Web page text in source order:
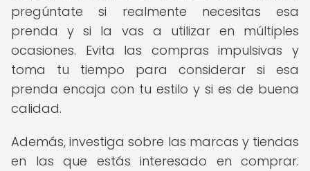
pregúntate si realmente necesitas esa
prenda y si la vas a utilizar en múltiples
ocasiones. Evita las compras impulsivas y
toma tu tiempo para considerar si esa
prenda encaja con tu estilo y si es de buena
calidad.
Además, investiga sobre las marcas y tiendas
en las que estás interesado en comprar.